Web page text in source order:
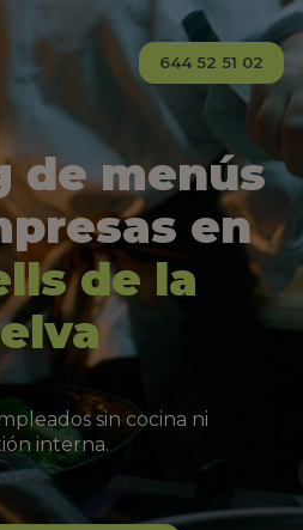
644 52 51 02
de menús
en
de la
sin cocina ni
interna.